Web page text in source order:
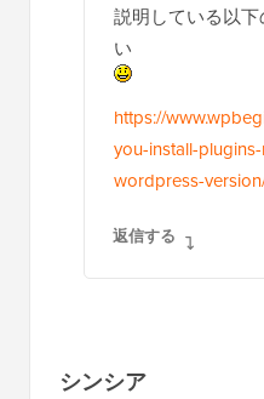
説明している以
い
https://
you-install-
wordpress-
返信する
シンシア